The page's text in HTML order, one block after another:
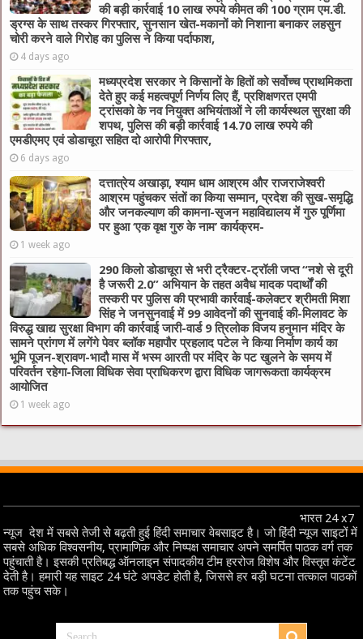
की बड़ी कार्रवाई 10 लाख रुपये कीमत की 100 ग्राम एम.डी.
ड्रग्स के साथ तस्कर गिरफ्तार, सुनसान खेत-मकानों को निशाना बनाकर लहसुन
चोरी करने वाले गिरोह का पुलिस ने किया पर्दाफाश,
4 days ago
मध्यप्रदेश सरकार ने किसानों के हितों को सर्वोच्च प्राथमिकता
देते हुए कई महत्वपूर्ण निर्णय लिए हैं, प्रशिक्षणरत एमपी
ट्रांसको के नव नियुक्त अभियंताओं ने ली कार्यस्थल सुरक्षा की
शपथ, पुलिस की बड़ी कार्रवाई 14.70 लाख रुपये की
एमडीएमए एवं डोडाचूरा सहित दो आरोपी गिरफ्तार,
6 days ago
दत्तात्रेय अखाड़ा, श्याम धाम आश्रम और राजराजेश्वरी
आश्रम पहुंचकर संतों का किया सम्मान, प्रदेश की सुख-समृद्धि
और जनकल्याण की कामना-सृजन महाविद्यालय में गुरु पूर्णिमा
पर हुआ ‘एक वृक्ष गुरु के नाम’ कार्यक्रम-
1 week ago
290 किलो डोडाचूरा से भरी ट्रैक्टर-ट्रॉली जप्त “नशे से दूरी
है जरूरी 2.0” अभियान के तहत अवैध मादक पदार्थों की
तस्करी पर पुलिस की प्रभावी कार्रवाई-कलेक्टर श्रीमती मिशा
सिंह ने जनसुनवाई में 99 आवेदनों की सुनवाई की-मिलावट के
विरुद्ध खाद्य सुरक्षा विभाग की कार्रवाई जारी-वार्ड 9 त्रिलोक विजय हनुमान मंदिर के
सामने प्रांगण में लगेंगे पेवर ब्लॉक महापौर प्रहलाद पटेल ने किया निर्माण कार्य का
भूमि पूजन-श्रावण-भादौ मास में भस्म आरती पर मंदिर के पट खुलने के समय में
परिवर्तन रहेगा-जिला विधिक सेवा प्राधिकरण द्वारा विधिक जागरूकता कार्यक्रम
आयोजित
1 week ago
भारत 24 x7
न्यूज देश में सबसे तेजी से बढ़ती हुई हिंदी समाचार वेबसाइट है। जो हिंदी न्यूज साइटों में
सबसे अधिक विश्वसनीय, प्रामाणिक और निष्पक्ष समाचार अपने समर्पित पाठक वर्ग तक
पहुंचाती है। इसकी प्रतिबद्ध ऑनलाइन संपादकीय टीम हररोज विशेष और विस्तृत कंटेंट
देती है। हमारी यह साइट 24 घंटे अपडेट होती है, जिससे हर बड़ी घटना तत्काल पाठकों
तक पहुंच सके।